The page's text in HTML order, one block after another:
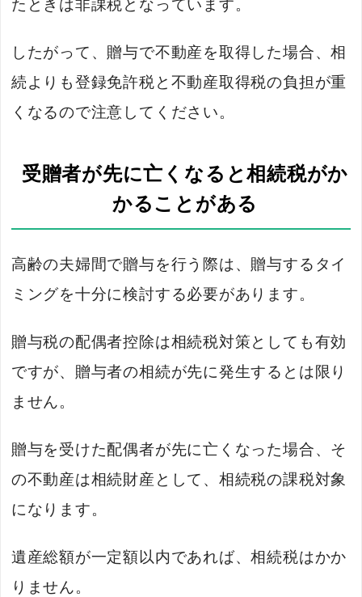
たときは非課税となっています。
したがって、贈与で不動産を取得した場合、相
続よりも登録免許税と不動産取得税の負担が重
くなるので注意してください。
受贈者が先に亡くなると相続税がか
かることがある
高齢の夫婦間で贈与を行う際は、贈与するタイ
ミングを十分に検討する必要があります。
贈与税の配偶者控除は相続税対策としても有効
ですが、贈与者の相続が先に発生するとは限り
ません。
贈与を受けた配偶者が先に亡くなった場合、そ
の不動産は相続財産として、相続税の課税対象
になります。
遺産総額が一定額以内であれば、相続税はかか
りません。